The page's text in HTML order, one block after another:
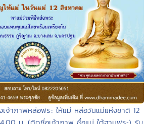
จ้าภาพหล่อพระ ให้แม่ หล่อวันแม่แห่งชาติ 12